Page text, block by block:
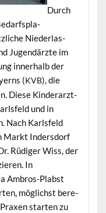
Durch
Nieder­las­
Jugendärzte im
inner­halb der
(KVB), die
Diese Kinder­arzt­
und in
Nach Karls­feld
Markt Inder­s­dorf
Rüdi­ger Wiss, der
In
Ambros-Plab­st
möglichst bere­
starten zu